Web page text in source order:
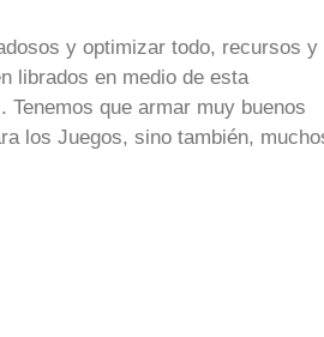
y optimizar todo, recursos y
librados en medio de esta
Tenemos que armar muy buenos
los Juegos, sino también,